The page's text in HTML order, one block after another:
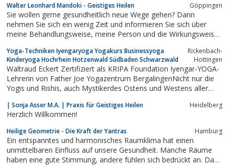
Walter Leonhard Mandoki - Geistiges Heilen Göppingen
Sie wollen gerne gesundheitlich neue Wege gehen? Dann
nehmen Sie sich ein wenig Zeit und informieren Sie sich über
meine Behandlungsweise, meine Person und die Wirkungsweise
Leonhard Mandoki, Ulrichstr.29, 73033 Göppingen
Yoga-Techniken Iyengaryoga Yogakurs Businessyoga
Kinderyoga Hochrhein Hotzenwald Südbaden Schwarzwald
Rickenbach-
Hottingen
Waltraud Eckert Zertifiziert als KRIPA Foundation Iyengar-YOGA-
Lehrerin von Father Joe Yogazentrum BergalingenNicht nur die
Yogis und Rishis, auch Mystikerdes Ostens und Westens aller
Wüstenväter des 3. und 4. Jahr-hunderts, sie sprechen vom...
| Sonja Asser M.A. | Praxis für Geistiges Heilen Heidelberg
Herzlich Willkommen!
Heilige Geometrie - Die Kraft der Yantras Hamburg
Ein entspanntes und harmonisches Raumklima hat einen
unmittelbaren Einfluss auf unsere Gesundheit. Manche Räume
haben eine gute Stimmung, andere fühlen sich bedrückt an. Das